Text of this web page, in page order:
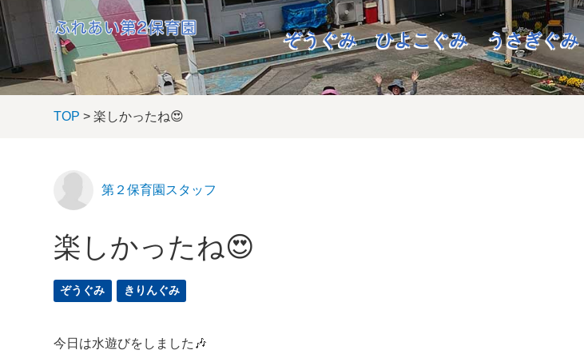
ぞうぐみ ひよこぐみ うさぎぐみ
TOP > 楽しかったね😍
第２保育園スタッフ
楽しかったね😍
ぞうぐみ きりんぐみ
今日は水遊びをしました🎶